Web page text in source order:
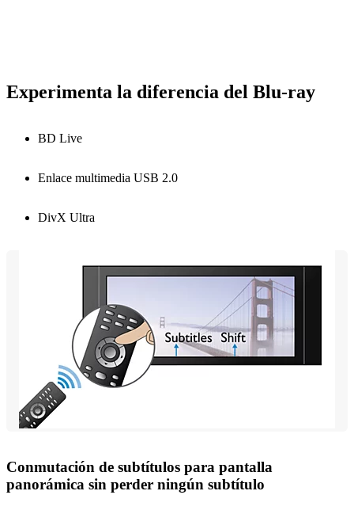
Experimenta la diferencia del Blu-ray
BD Live
Enlace multimedia USB 2.0
DivX Ultra
Conmutación de subtítulos para pantalla
panorámica sin perder ningún subtítulo